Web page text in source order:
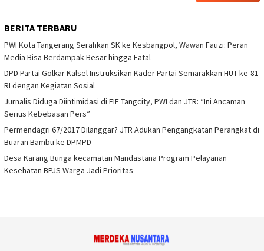
BERITA TERBARU
PWI Kota Tangerang Serahkan SK ke Kesbangpol, Wawan Fauzi: Peran
Media Bisa Berdampak Besar hingga Fatal
DPD Partai Golkar Kalsel Instruksikan Kader Partai Semarakkan HUT ke-81
RI dengan Kegiatan Sosial
Jurnalis Diduga Diintimidasi di FIF Tangcity, PWI dan JTR: “Ini Ancaman
Serius Kebebasan Pers”
Permendagri 67/2017 Dilanggar? JTR Adukan Pengangkatan Perangkat di
Buaran Bambu ke DPMPD
Desa Karang Bunga kecamatan Mandastana Program Pelayanan
Kesehatan BPJS Warga Jadi Prioritas